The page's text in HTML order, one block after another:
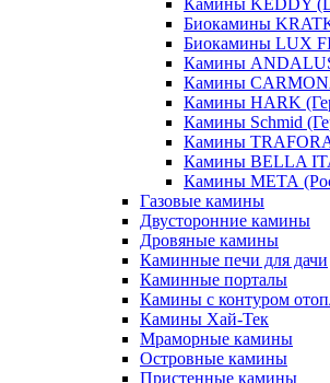
Камины KEDDY
Биокамины
Биокамины LUX
Камины
Камины
Камины HARK
Камины Schmid
Камины
Камины BELLA
Камины МЕТА
Газовые камины
Двусторонние камины
Дровяные камины
Каминные печи для дачи
Каминные порталы
Камины с контуром
Камины Хай-Тек
Мраморные камины
Островные камины
Пристенные камины